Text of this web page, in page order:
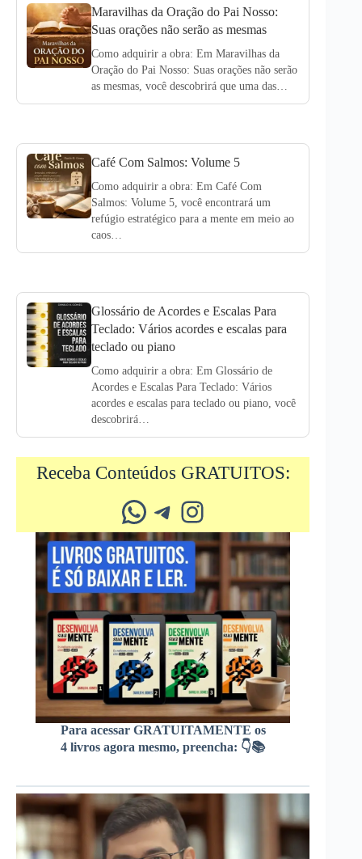
Maravilhas da Oração do Pai Nosso:
Suas orações não serão as mesmas
Como adquirir a obra: Em Maravilhas da
Oração do Pai Nosso: Suas orações não serão
as mesmas, você descobrirá que uma das…
Café Com Salmos: Volume 5
Como adquirir a obra: Em Café Com
Salmos: Volume 5, você encontrará um
refúgio estratégico para a mente em meio ao
caos…
Glossário de Acordes e Escalas Para
Teclado: Vários acordes e escalas para
teclado ou piano
Como adquirir a obra: Em Glossário de
Acordes e Escalas Para Teclado: Vários
acordes e escalas para teclado ou piano, você
descobrirá…
Receba Conteúdos GRATUITOS:
Whatsapp Telegram Instagram
Para acessar GRATUITAMENTE os
4 livros agora mesmo, preencha: 👇📚